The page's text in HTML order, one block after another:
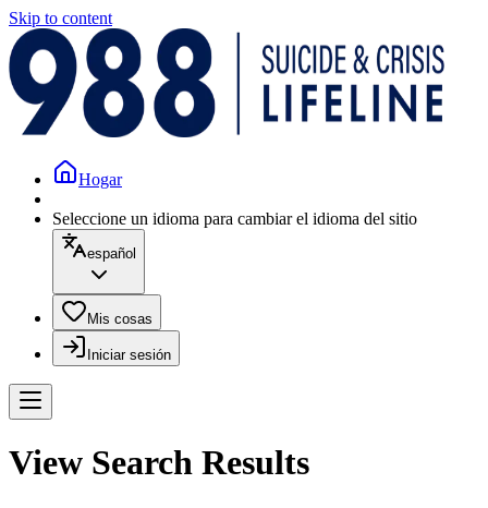
Skip to content
Hogar
Seleccione un idioma para cambiar el idioma del sitio
español
Mis cosas
Iniciar sesión
View Search Results